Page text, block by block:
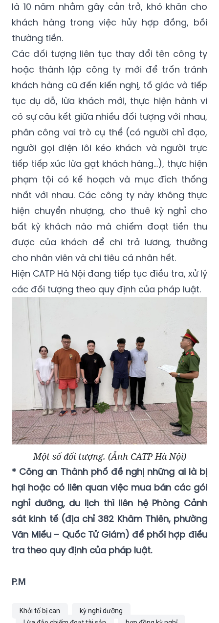
là 10 năm nhằm gây cản trở, khó khăn cho
khách hàng trong việc hủy hợp đồng, bồi
thường tiền.
Các đối tượng liên tục thay đổi tên công ty
hoặc thành lập công ty mới để trốn tránh
khách hàng cũ đến kiến nghị, tố giác và tiếp
tục dụ dỗ, lừa khách mới, thực hiện hành vi
có sự câu kết giữa nhiều đối tượng với nhau,
phân công vai trò cụ thể (có người chỉ đạo,
người gọi điện lôi kéo khách và người trực
tiếp tiếp xúc lừa gạt khách hàng…), thực hiện
phạm tội có kế hoạch và mục đích thống
nhất với nhau. Các công ty này không thực
hiện chuyển nhượng, cho thuê kỳ nghỉ cho
bất kỳ khách nào mà chiếm đoạt tiền thu
được của khách để chi trả lương, thưởng
cho nhân viên và chi tiêu cá nhân hết.
Hiện CATP Hà Nội đang tiếp tục điều tra, xử lý
các đối tượng theo quy định của pháp luật.
Một số đối tượng. (Ảnh CATP Hà Nội)
* Công an Thành phố đề nghị những ai là bị
hại hoặc có liên quan việc mua bán các gói
nghỉ dưỡng, du lịch thì liên hệ Phòng Cảnh
sát kinh tế (địa chỉ 382 Khâm Thiên, phường
Văn Miếu – Quốc Tử Giám) để phối hợp điều
tra theo quy định của pháp luật.
P.M
Khởi tố bị can
kỳ nghỉ dưỡng